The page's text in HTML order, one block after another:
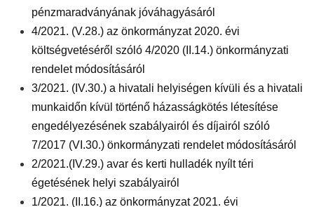
pénzmaradványának jóváhagyásáról
4/2021. (V.28.) az önkormányzat 2020. évi
költségvetéséről szóló 4/2020 (II.14.) önkormányzati
rendelet módosításáról
3/2021. (IV.30.) a hivatali helyiségen kívüli és a hivatali
munkaidőn kívül történő házasságkötés létesítése
engedélyezésének szabályairól és díjairól szóló
7/2017 (VI.30.) önkormányzati rendelet módosításáról
2/2021.(IV.29.) avar és kerti hulladék nyílt téri
égetésének helyi szabályairól
1/2021. (II.16.) az önkormányzat 2021. évi